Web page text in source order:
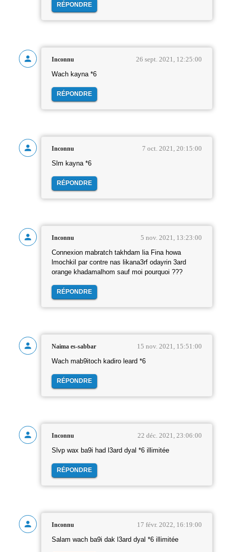
RÉPONDRE
Inconnu 26 sept. 2021, 12:25:00
Wach kayna *6
RÉPONDRE
Inconnu 7 oct. 2021, 20:15:00
Slm kayna *6
RÉPONDRE
Inconnu 5 nov. 2021, 13:23:00
Connexion mabratch takhdam lia Fina howa
lmochkil par contre nas likana3rf odayrin 3ard
orange khadamalhom sauf moi pourquoi ???
RÉPONDRE
Naima es-sabbar 15 nov. 2021, 15:51:00
Wach mab9itoch kadiro leard *6
RÉPONDRE
Inconnu 22 déc. 2021, 23:06:00
Slvp wax ba9i had l3ard dyal *6 illimitée
RÉPONDRE
Inconnu 17 févr. 2022, 16:19:00
Salam wach ba9i dak l3ard dyal *6 illimitée